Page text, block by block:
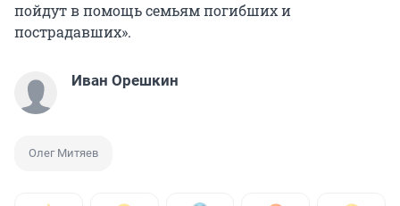
пойдут в помощь семьям погибших и
пострадавших».
Иван Орешкин
Олег Митяев